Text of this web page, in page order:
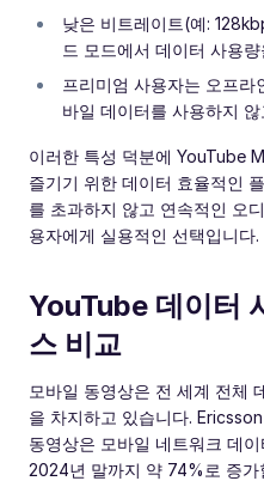
낮은 비트레이트(예:
드 모드에서 데이터 사용
프리미엄 사용자는 오프라
바일 데이터를 사용하지
이러한 특성 덕분에 YouTube
즐기기 위한 데이터 효율적인
를 초과하지 않고 연속적인 오
용자에게 실용적인 선택입니다.
YouTube 데이터
스 비교
모바일 동영상은 전 세계 전체
을 차지하고 있습니다.
동영상은 모바일 네트워크 데
2024년 말까지 약 74%로 증